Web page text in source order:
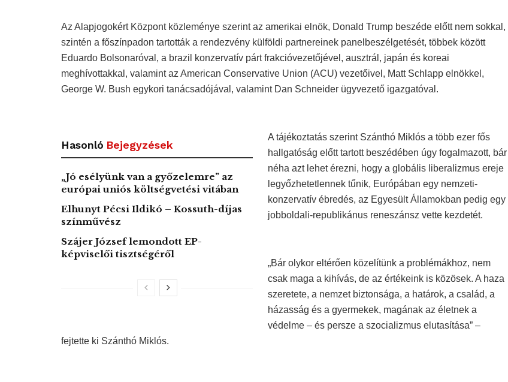
Az Alapjogokért Központ közleménye szerint az amerikai elnök, Donald Trump beszéde előtt nem sokkal,
szintén a főszínpadon tartották a rendezvény külföldi partnereinek panelbeszélgetését, többek között
Eduardo Bolsonaróval, a brazil konzervatív párt frakcióvezetőjével, ausztrál, japán és koreai
meghívottakkal, valamint az American Conservative Union (ACU) vezetőivel, Matt Schlapp elnökkel,
George W. Bush egykori tanácsadójával, valamint Dan Schneider ügyvezető igazgatóval.
Hasonló Bejegyzések
„Jó esélyünk van a győzelemre” az
európai uniós költségvetési vitában
Elhunyt Pécsi Ildikó – Kossuth-díjas
színművész
Szájer József lemondott EP-
képviselői tisztségéről
A tájékoztatás szerint Szánthó Miklós a több ezer fős
hallgatóság előtt tartott beszédében úgy fogalmazott, bár
néha azt lehet érezni, hogy a globális liberalizmus ereje
legyőzhetetlennek tűnik, Európában egy nemzeti-
konzervatív ébredés, az Egyesült Államokban pedig egy
jobboldali-republikánus reneszánsz vette kezdetét.
„Bár olykor eltérően közelítünk a problémákhoz, nem
csak maga a kihívás, de az értékeink is közösek. A haza
szeretete, a nemzet biztonsága, a határok, a család, a
házasság és a gyermekek, magának az életnek a
védelme – és persze a szocializmus elutasítása” –
fejtette ki Szánthó Miklós.